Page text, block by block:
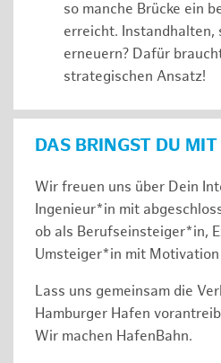
so manche Brücke ein
erreicht. Instandhalten,
erneuern? Dafür
strategischen Ansatz!
DAS BRINGST DU MIT
Wir freuen uns über Dein
Ingenieur*in mit
ob als Berufseinsteiger*in,
Umsteiger*in mit
Lass uns gemeinsam die
Hamburger Hafen
Wir machen HafenBahn.